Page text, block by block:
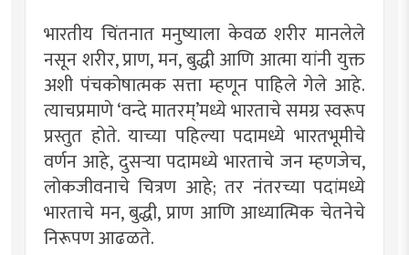
भारतीय चिंतनात मनुष्याला केवळ शरीर मानलेले
नसून शरीर, प्राण, मन, बुद्धी आणि आत्मा यांनी युक्त
अशी पंचकोषात्मक सत्ता म्हणून पाहिले गेले आहे.
त्याचप्रमाणे ‘वन्दे मातरम्’मध्ये भारताचे समग्र स्वरूप
प्रस्तुत होते. याच्या पहिल्या पदामध्ये भारतभूमीचे
वर्णन आहे, दुसर्‍या पदामध्ये भारताचे जन म्हणजेच,
लोकजीवनाचे चित्रण आहे; तर नंतरच्या पदांमध्ये
भारताचे मन, बुद्धी, प्राण आणि आध्यात्मिक चेतनेचे
निरूपण आढळते.